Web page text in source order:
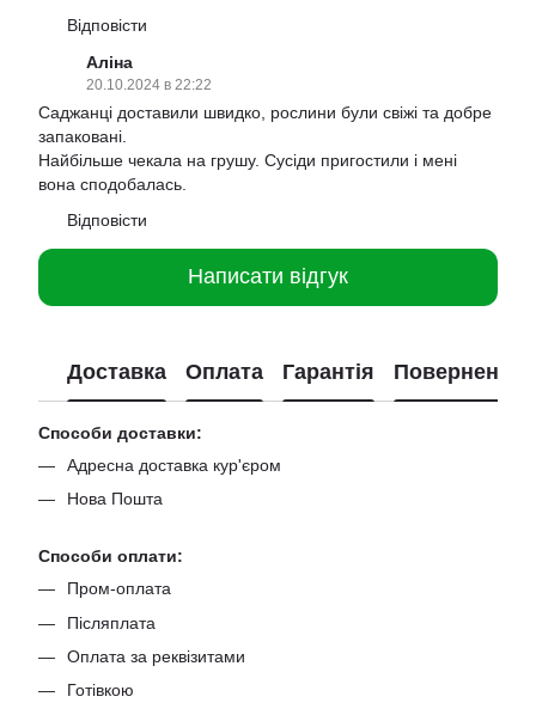
Відповісти
Аліна
20.10.2024 в 22:22
Саджанці доставили швидко, рослини були свіжі та добре
запаковані.
Найбільше чекала на грушу. Сусіди пригостили і мені
вона сподобалась.
Відповісти
Написати відгук
Доставка Оплата Гарантія Повернення
Способи доставки:
Адресна доставка кур'єром
Нова Пошта
Способи оплати:
Пром-оплата
Післяплата
Оплата за реквізитами
Готівкою